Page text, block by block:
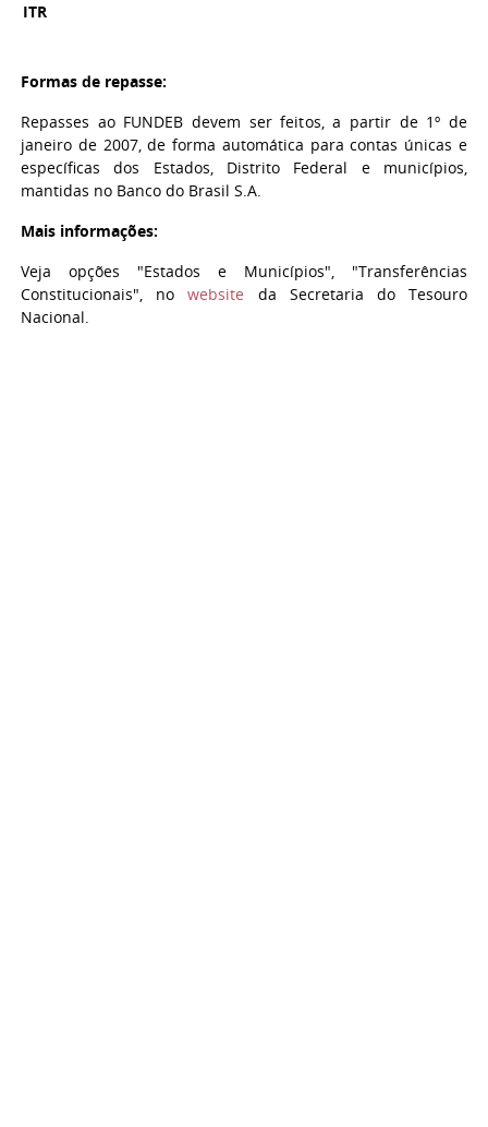
ITR
Formas de repasse:
Repasses ao FUNDEB devem ser feitos, a partir de 1º de
janeiro de 2007, de forma automática para contas únicas e
específicas dos Estados, Distrito Federal e municípios,
mantidas no Banco do Brasil S.A.
Mais informações:
Veja opções "Estados e Municípios", "Transferências
Constitucionais", nowebsite da Secretaria do Tesouro
Nacional.